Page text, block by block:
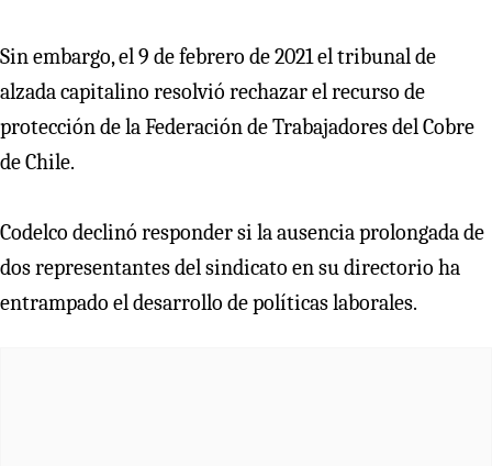
Sin embargo, el 9 de febrero de 2021 el tribunal de
alzada capitalino resolvió rechazar el recurso de
protección de la Federación de Trabajadores del Cobre
de Chile.
Codelco declinó responder si la ausencia prolongada de
dos representantes del sindicato en su directorio ha
entrampado el desarrollo de políticas laborales.